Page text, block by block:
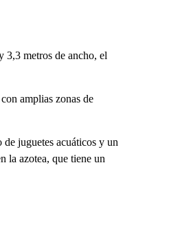
3,3 metros de ancho, el
amplias zonas de
de juguetes acuáticos y un
la azotea, que tiene un